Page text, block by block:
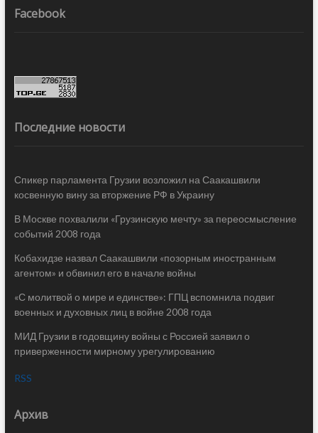
Facebook
Последние новости
Спикер парламента Грузии возложил на Саакашвили
косвенную вину за вторжение РФ в Украину
В Москве похвалили «Грузинскую мечту» за переосмысление
событий 2008 года
Кобахидзе назвал Саакашвили «позорным иностранным
агентом» и обвинил его в начале войны
«С молитвой о мире и единстве»: ГПЦ вспомнила подвиг
военных и духовных лиц в войне 2008 года
МИД Грузии в годовщину войны с Россией заявил о
приверженности мирному урегулированию
RSS
Архив